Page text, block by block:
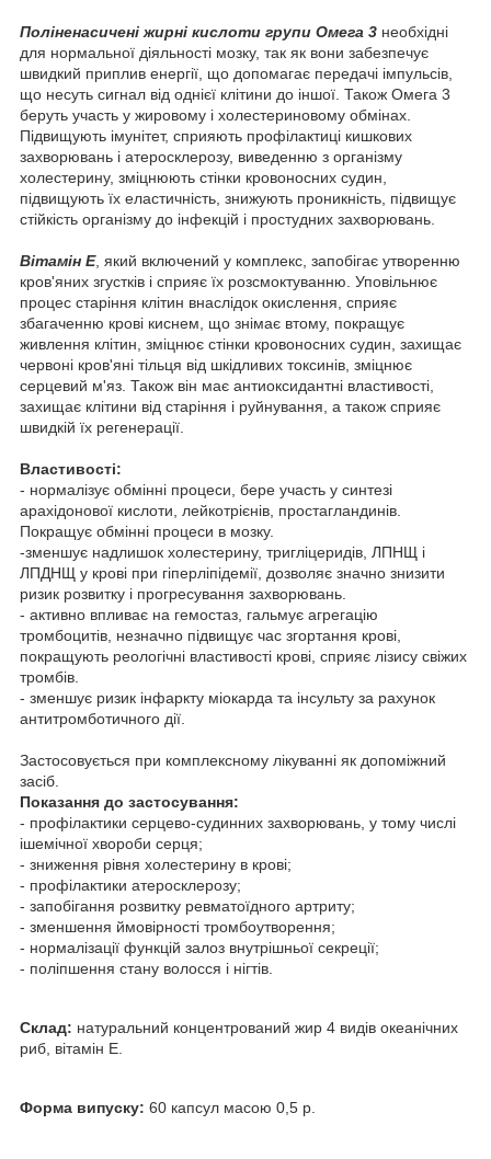
Поліненасичені жирні кислоти групи Омега 3 необхідні
для нормальної діяльності мозку, так як вони забезпечує
швидкий приплив енергії, що допомагає передачі імпульсів,
що несуть сигнал від однієї клітини до іншої. Також Омега 3
беруть участь у жировому і холестериновому обмінах.
Підвищують імунітет, сприяють профілактиці кишкових
захворювань і атеросклерозу, виведенню з організму
холестерину, зміцнюють стінки кровоносних судин,
підвищують їх еластичність, знижують проникність, підвищує
стійкість організму до інфекцій і простудних захворювань.
Вітамін Е, який включений у комплекс, запобігає утворенню
кров'яних згустків і сприяє їх розсмоктуванню. Уповільнює
процес старіння клітин внаслідок окислення, сприяє
збагаченню крові киснем, що знімає втому, покращує
живлення клітин, зміцнює стінки кровоносних судин, захищає
червоні кров'яні тільця від шкідливих токсинів, зміцнює
серцевий м'яз. Також він має антиоксидантні властивості,
захищає клітини від старіння і руйнування, а також сприяє
швидкій їх регенерації.
Властивості:
- нормалізує обмінні процеси, бере участь у синтезі
арахідонової кислоти, лейкотрієнів, простагландинів.
Покращує обмінні процеси в мозку.
-зменшує надлишок холестерину, тригліцеридів, ЛПНЩ і
ЛПДНЩ у крові при гіперліпідемії, дозволяє значно знизити
ризик розвитку і прогресування захворювань.
- активно впливає на гемостаз, гальмує агрегацію
тромбоцитів, незначно підвищує час згортання крові,
покращують реологічні властивості крові, сприяє лізису свіжих
тромбів.
- зменшує ризик інфаркту міокарда та інсульту за рахунок
антитромботичного дії.
Застосовується при комплексному лікуванні як допоміжний
засіб.
Показання до застосування:
- профілактики серцево-судинних захворювань, у тому числі
ішемічної хвороби серця;
- зниження рівня холестерину в крові;
- профілактики атеросклерозу;
- запобігання розвитку ревматоїдного артриту;
- зменшення ймовірності тромбоутворення;
- нормалізації функцій залоз внутрішньої секреції;
- поліпшення стану волосся і нігтів.
Склад: натуральний концентрований жир 4 видів океанічних
риб, вітамін Е.
Форма випуску: 60 капсул масою 0,5 р.